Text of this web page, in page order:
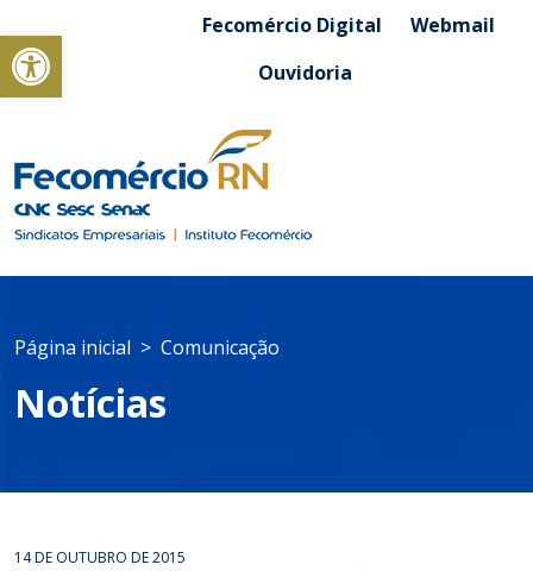
Abrir a barra de ferramentasFecomércio Digital
Webmail
Ouvidoria
Página inicial Comunicação
Notícias
14 DE OUTUBRO DE 2015